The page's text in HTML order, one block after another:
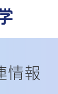
情報